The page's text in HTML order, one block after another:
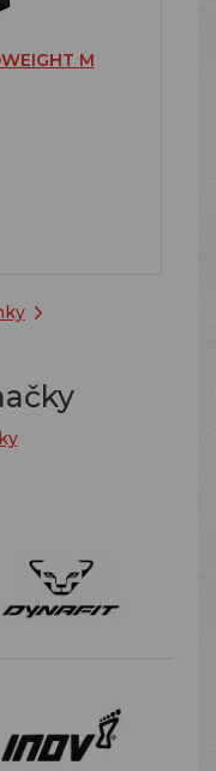
M